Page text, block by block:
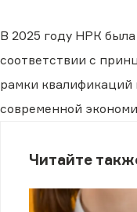
В 2025 году НРК была
соответствии с
рамки квалификаций
современной
Читайте